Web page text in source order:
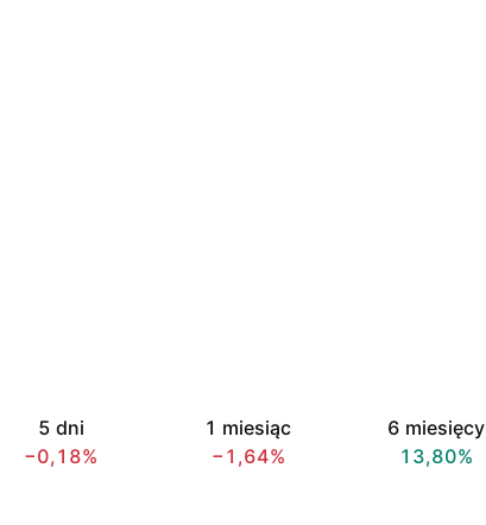
5 dni
−0,18%
1 miesiąc
−1,64%
6 miesięcy
13,80%